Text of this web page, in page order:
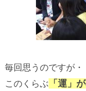
毎回思うのですが・
このくらぶ 「運」